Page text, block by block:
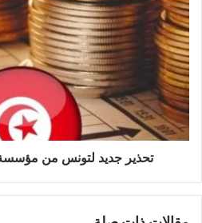
تحذير
جديد
لتونس
من
مؤسسة
مالية
أمريكية
كبيرة
تحذير جديد لتونس من مؤسسة